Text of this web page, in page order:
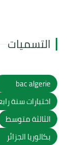
التسميات
bac algerie
اختبارات سنة
الثالثة متوسط
بكالوريا الجزائر